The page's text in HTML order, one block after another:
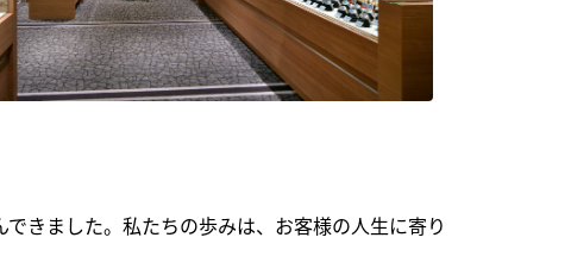
きました。私たちの歩みは、お客様の人生に寄り